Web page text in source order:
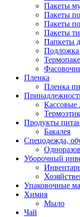
Пакеты
Пакеты
Пакеты
Пакеты
Папкеты
Подложка
Пленка
Пленка
Кассовые
Продукты
Бакалея
Спецодежда,
Уборочный
Упаковочные
Химия
Мыло
Чай